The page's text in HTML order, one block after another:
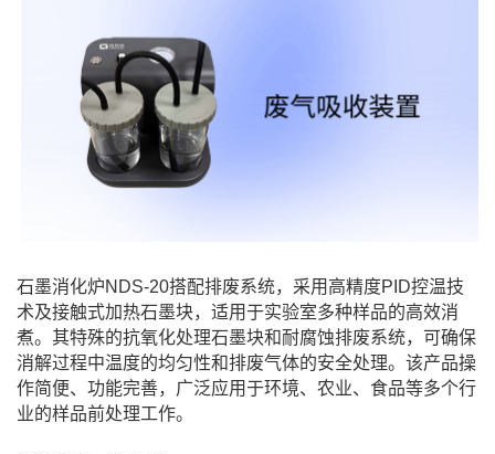
石墨消化炉NDS-20搭配排废系统，采用高精度PID控温技
术及接触式加热石墨块，适用于实验室多种样品的高效消
煮。其特殊的抗氧化处理石墨块和耐腐蚀排废系统，可确保
消解过程中温度的均匀性和排废气体的安全处理。该产品操
作简便、功能完善，广泛应用于环境、农业、食品等多个行
业的样品前处理工作。